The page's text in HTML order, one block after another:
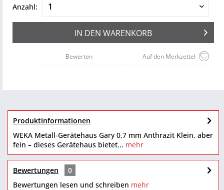
Anzahl:
IN DEN WARENKORB
Auf den Merkzettel
Bewerten
Produktinformationen
WEKA Metall-Gerätehaus Gary 0,7 mm Anthrazit Klein, aber
fein – dieses Gerätehaus bietet... mehr
Bewertungen
0
Bewertungen lesen und schreiben mehr